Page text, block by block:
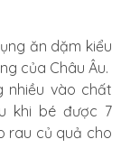
ăn dặm kiểu
của Châu Âu.
nhiều vào chất
khi bé được 7
rau củ quả cho